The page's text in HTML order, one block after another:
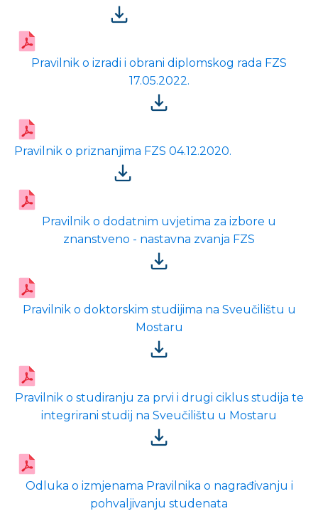
Pravilnik o izradi i obrani diplomskog rada FZS
17.05.2022.
Pravilnik o priznanjima FZS 04.12.2020.
Pravilnik o dodatnim uvjetima za izbore u
znanstveno - nastavna zvanja FZS
Pravilnik o doktorskim studijima na Sveučilištu u
Mostaru
Pravilnik o studiranju za prvi i drugi ciklus studija te
integrirani studij na Sveučilištu u Mostaru
Odluka o izmjenama Pravilnika o nagrađivanju i
pohvaljivanju studenata